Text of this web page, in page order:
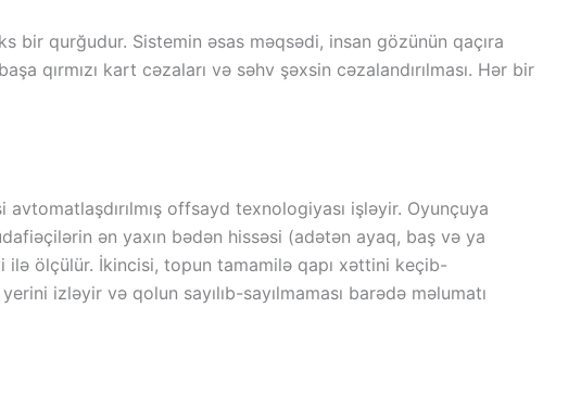
bir qurğudur. Sistemin əsas məqsədi, insan gözünün qaçıra
kart cəzaları və səhv şəxsin cəzalandırılması. Hər bir
offsayd texnologiyası işləyir. Oyunçuya
ən yaxın bədən hissəsi (adətən ayaq, baş və ya
ölçülür. İkincisi, topun tamamilə qapı xəttini keçib-
izləyir və qolun sayılıb-sayılmaması barədə məlumatı